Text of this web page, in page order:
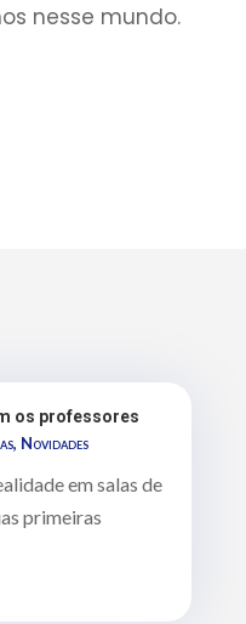
nesse mundo.
os professores
, Novidades
em salas de
primeiras